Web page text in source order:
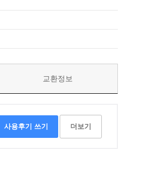
교환정보
사용후기 쓰기 더보기